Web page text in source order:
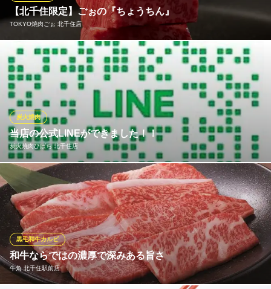
平城苑 千住曙町店
黒毛和牛/国産牛焼肉店
東武伊勢崎線（東武スカイツリーライン）堀切駅 徒歩5分
東京都足立区千住曙町37-33
【北千住限定】ごぉの『ちょうちん』
TOKYO焼肉ごぉ 北千住店
おかげさまで1周年！日頃のご愛顧に感謝を込めて、特別キャンペ
ーンを実施いたします。対象ドリンクが1杯なんと100円！この機
会にぜひご利用ください。1周年記念限定の特別価格なので、今し
か味わえないお得なチャンスをお見逃しなく！皆様のご来店を心
よりお待ちしております。
TOKYO焼肉ごぉ 北千住店
絶品黒毛和牛厚切り焼肉
ＪＲ常磐線北千住駅 徒歩3分
東京都足立区千住2-52
当店の公式LINEができました！！
炭火焼肉ひばち 北千住店
炭火焼肉
上質な国産和牛にこだわり厳選食材を全国からブロックで仕入れ
ご提供しております。 美味しいお肉を炭火で焼いて旨みをしっか
り味わって頂きたいと思っております。
炭火焼肉ひばち 北千住店
北千住炭火焼肉
ＪＲ常磐線北千住駅東口 徒歩3分
東京都足立区千住旭町23-3 ひばちビル
和牛ならではの濃厚で深みある旨さ
牛角 北千住駅前店
黒毛和牛カルビ